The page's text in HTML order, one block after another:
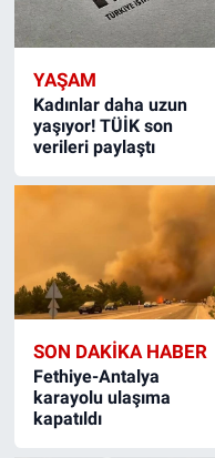
YAŞAM
Kadınlar daha uzun
yaşıyor! TÜİK son
verileri paylaştı
SON DAKIKA HABER
Fethiye-Antalya
karayolu ulaşıma
kapatıldı